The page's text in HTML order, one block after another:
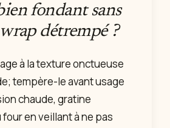
fondant sans
détrempé ?
à la texture onctueuse
tempère-le avant usage
chaude, gratine
en veillant à ne pas